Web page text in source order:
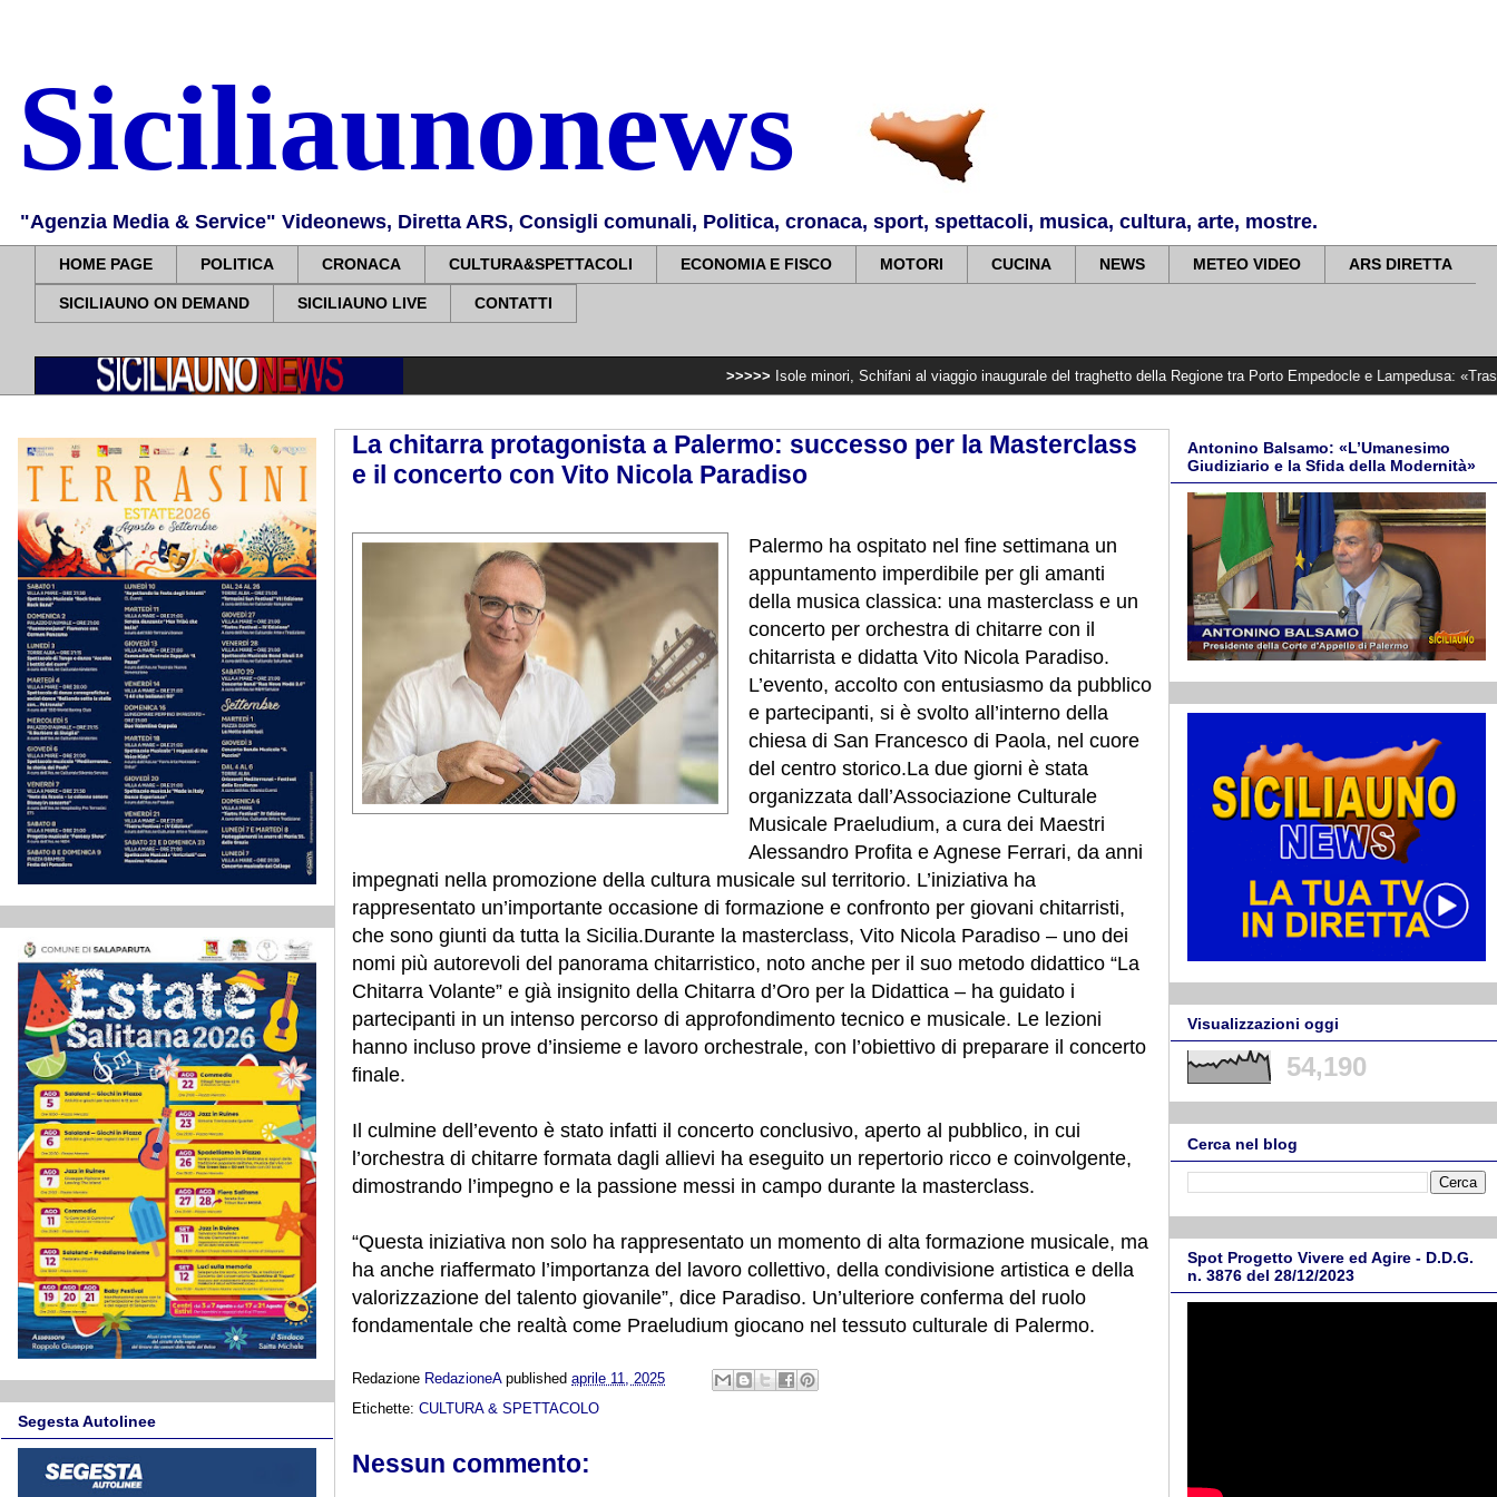
Siciliaunonews
"Agenzia Media & Service" Videonews, Diretta ARS, Consigli comunali, Politica, cronaca, sport, spettacoli, musica, cultura, arte, mostre.
HOME PAGE POLITICA CRONACA CULTURA&SPETTACOLI ECONOMIA E FISCO MOTORI CUCINA NEWS METEO VIDEO ARS DIRETTA
SICILIAUNO ON DEMAND SICILIAUNO LIVE CONTATTI
Isole minori, Schifani al viaggio inaugurale del traghetto della Regione tra Porto Empedocle e Lampedusa: «Trasformiamo gli
La chitarra protagonista a Palermo: successo per la Masterclass
e il concerto con Vito Nicola Paradiso
Palermo ha ospitato nel fine settimana un
appuntamento imperdibile per gli amanti
della musica classica: una masterclass e un
concerto per orchestra di chitarre con il
chitarrista e didatta Vito Nicola Paradiso.
L’evento, accolto con entusiasmo da pubblico
e partecipanti, si è svolto all’interno della
chiesa di San Francesco di Paola, nel cuore
del centro storico.La due giorni è stata
organizzata dall’Associazione Culturale
Musicale Praeludium, a cura dei Maestri
Alessandro Profita e Agnese Ferrari, da anni
impegnati nella promozione della cultura musicale sul territorio. L’iniziativa ha
rappresentato un’importante occasione di formazione e confronto per giovani chitarristi,
che sono giunti da tutta la Sicilia.Durante la masterclass, Vito Nicola Paradiso – uno dei
nomi più autorevoli del panorama chitarristico, noto anche per il suo metodo didattico “La
Chitarra Volante” e già insignito della Chitarra d’Oro per la Didattica – ha guidato i
partecipanti in un intenso percorso di approfondimento tecnico e musicale. Le lezioni
hanno incluso prove d’insieme e lavoro orchestrale, con l’obiettivo di preparare il concerto
finale.
Il culmine dell’evento è stato infatti il concerto conclusivo, aperto al pubblico, in cui
l’orchestra di chitarre formata dagli allievi ha eseguito un repertorio ricco e coinvolgente,
dimostrando l’impegno e la passione messi in campo durante la masterclass.
“Questa iniziativa non solo ha rappresentato un momento di alta formazione musicale, ma
ha anche riaffermato l’importanza del lavoro collettivo, della condivisione artistica e della
valorizzazione del talento giovanile”, dice Paradiso. Un’ulteriore conferma del ruolo
fondamentale che realtà come Praeludium giocano nel tessuto culturale di Palermo.
Redazione RedazioneA published aprile 11, 2025
Etichette: CULTURA & SPETTACOLO
Nessun commento:
Segesta Autolinee
Antonino Balsamo: «L’Umanesimo
Giudiziario e la Sfida della Modernità»
Visualizzazioni oggi
54,190
Cerca nel blog
Spot Progetto Vivere ed Agire - D.D.G.
n. 3876 del 28/12/2023